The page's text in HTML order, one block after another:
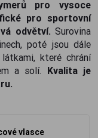
pro vysoce
pro sportovní
odvětví. Surovina
poté jsou dále
které chrání
a solí. Kvalita je
vlasce